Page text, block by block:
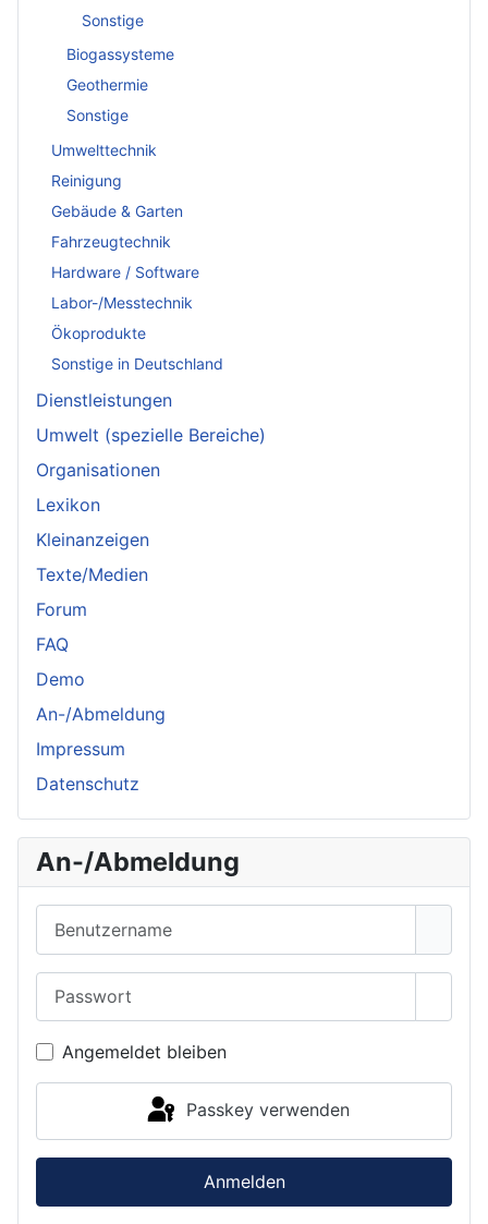
Sonstige
Biogassysteme
Geothermie
Sonstige
Umwelttechnik
Reinigung
Gebäude & Garten
Fahrzeugtechnik
Hardware / Software
Labor-/Messtechnik
Ökoprodukte
Sonstige in Deutschland
Dienstleistungen
Umwelt (spezielle Bereiche)
Organisationen
Lexikon
Kleinanzeigen
Texte/Medien
Forum
FAQ
Demo
An-/Abmeldung
Impressum
Datenschutz
An-/Abmeldung
Angemeldet bleiben
Passkey verwenden
Anmelden